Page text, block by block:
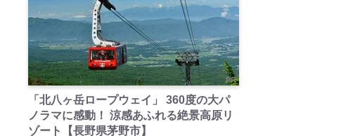
PR
「北八ヶ岳ロープウェイ」 360度の大パ
ノラマに感動！ 涼感あふれる絶景高原リ
ゾート【長野県茅野市】